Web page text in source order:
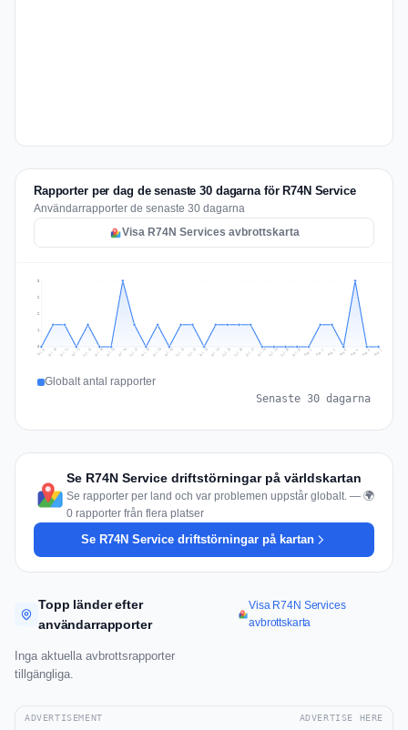
Rapporter per dag de senaste 30 dagarna för R74N Service
Användarrapporter de senaste 30 dagarna
Visa R74N Services avbrottskarta
1
2
2
3
Jul 9 Jul 10 Jul 11 Jul 12 Jul 13 Jul 14 Jul 15 Jul 16 Jul 17 Jul 18 Jul 19 Jul 20 Jul 21 Jul 22 Jul 23 Jul 24 Jul 25 Jul 26 Jul 27 Jul 28 Jul 29 Jul 30 Jul 31 Aug 1 Aug 2 Aug 3 Aug 4 Aug 5 Aug 6 Aug 7
Globalt antal rapporter
Senaste 30 dagarna
Se R74N Service driftstörningar på världskartan
Se rapporter per land och var problemen uppstår globalt. — 🌍
0 rapporter från flera platser
Se R74N Service driftstörningar på kartan
Topp länder efter
användarrapporter
Visa R74N Services
avbrottskarta
Inga aktuella avbrottsrapporter
tillgängliga.
ADVERTISEMENT ADVERTISE HERE